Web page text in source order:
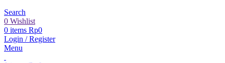
Search
0 Wishlist
0 items Rp0
Login / Register
Menu